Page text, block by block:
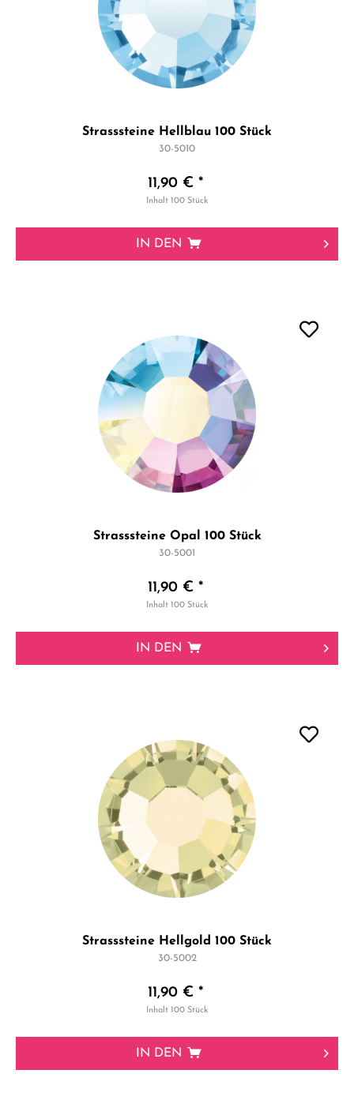
Strasssteine Hellblau 100 Stück
30-5010
11,90 € *
Inhalt100 Stück
IN DEN
Strasssteine Opal 100 Stück
30-5001
11,90 € *
Inhalt100 Stück
IN DEN
Strasssteine Hellgold 100 Stück
30-5002
11,90 € *
Inhalt100 Stück
IN DEN